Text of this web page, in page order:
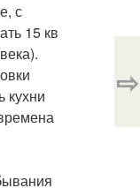
с
15 кв
кухни
⇨